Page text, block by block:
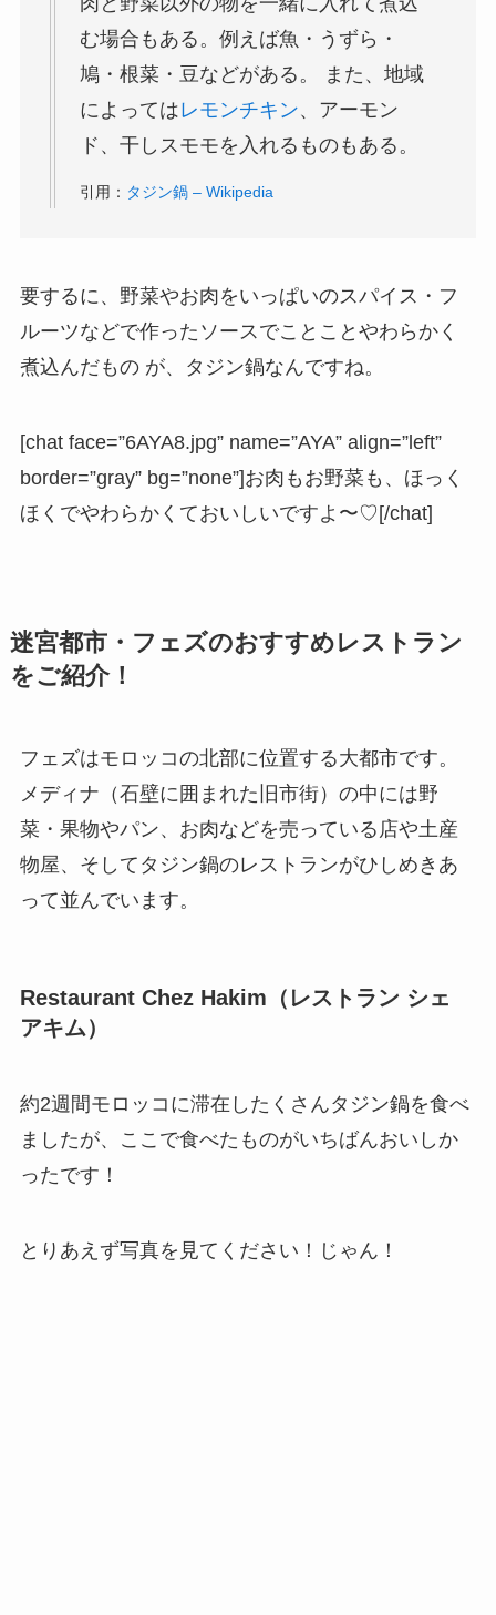
む場合もある。例えば魚・うずら・
鳩・根菜・豆などがある。 また、地域
によってはレモンチキン、アーモン
ド、干しスモモを入れるものもある。
引用： タジン鍋 – Wikipedia
要するに、 野菜やお肉をいっぱいのスパイス・フ
ルーツなどで作ったソースでことことやわらかく
煮込んだものが、タジン鍋なんですね。
[chat face=”6AYA8.jpg” name=”AYA” align=”left”
border=”gray” bg=”none”]お肉もお野菜も、ほっく
ほくでやわらかくておいしいですよ〜♡[/chat]
迷宮都市・フェズのおすすめレストラン
をご紹介！
フェズはモロッコの北部に位置する大都市です。
メディナ（石壁に囲まれた旧市街）の中には野
菜・果物やパン、お肉などを売っている店や土産
物屋、そしてタジン鍋のレストランがひしめきあ
って並んでいます。
Restaurant Chez Hakim（レストラン シェ
アキム）
約2週間モロッコに滞在したくさんタジン鍋を食べ
ましたが、ここで食べたものがいちばんおいしか
ったです！
とりあえず写真を見てください！じゃん！